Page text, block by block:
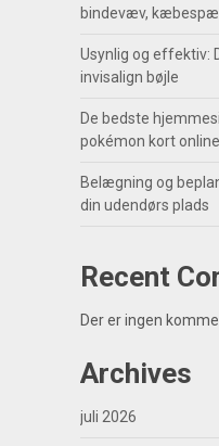
bindevæv,
Usynlig og effektiv:
invisalign bøjle
De bedste
pokémon kort online
Belægning og
din udendørs plads
Recent
Der er ingen
Archives
juli 2026